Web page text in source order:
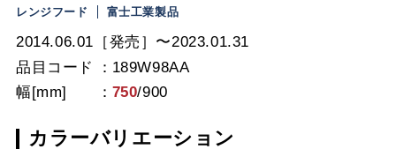
レンジフード 富士工業製品
2014.06.01［発売］〜2023.01.31
品目コード
189W98AA
幅[mm]
750/900
カラーバリエーション